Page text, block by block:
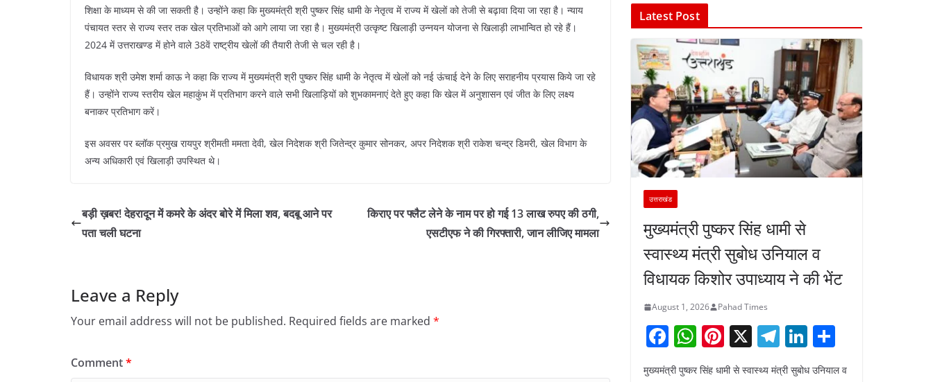
शिक्षा के माध्यम से की जा सकती है। उन्होंने कहा कि मुख्यमंत्री श्री पुष्कर सिंह धामी के नेतृत्व में राज्य में खेलों को तेजी से बढ़ावा दिया जा रहा है। न्याय
पंचायत स्तर से राज्य स्तर तक खेल प्रतिभाओं को आगे लाया जा रहा है। मुख्यमंत्री उत्कृष्ट खिलाड़ी उन्नयन योजना से खिलाड़ी लाभान्वित हो रहे हैं।
2024 में उत्तराखण्ड में होने वाले 38वें राष्ट्रीय खेलों की तैयारी तेजी से चल रही है।
विधायक श्री उमेश शर्मा काऊ ने कहा कि राज्य में मुख्यमंत्री श्री पुष्कर सिंह धामी के नेतृत्व में खेलों को नई ऊंचाई देने के लिए सराहनीय प्रयास किये जा रहे
हैं। उन्होंने राज्य स्तरीय खेल महाकुंभ में प्रतिभाग करने वाले सभी खिलाड़ियों को शुभकामनाएं देते हुए कहा कि खेल में अनुशासन एवं जीत के लिए लक्ष्य
बनाकर प्रतिभाग करें।
इस अवसर पर ब्लॉक प्रमुख रायपुर श्रीमती ममता देवी, खेल निदेशक श्री जितेन्द्र कुमार सोनकर, अपर निदेशक श्री राकेश चन्द्र डिमरी, खेल विभाग के
अन्य अधिकारी एवं खिलाड़ी उपस्थित थे।
बड़ी ख़बर! देहरादून में कमरे के अंदर बोरे में मिला शव, बदबू आने पर
पता चली घटना
किराए पर फ्लैट लेने के नाम पर हो गई 13 लाख रुपए की ठगी,
एसटीएफ ने की गिरफ्तारी, जान लीजिए मामला
Leave a Reply
Your email address will not be published. Required fields are marked *
Comment*
Latest Post
उत्तराखंड
मुख्यमंत्री पुष्कर सिंह धामी से
स्वास्थ्य मंत्री सुबोध उनियाल व
विधायक किशोर उपाध्याय ने की भेंट
August 1, 2026 Pahad Times
F
a
W
h
Pi
nt
X T
el
Li
n
मुख्यमंत्री पुष्कर सिंह धामी से स्वास्थ्य मंत्री सुबोध उनियाल व